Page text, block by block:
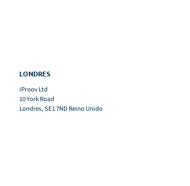
LONDRES
iProov Ltd
10 York Road
Londres, SE1 7ND Reino Unido